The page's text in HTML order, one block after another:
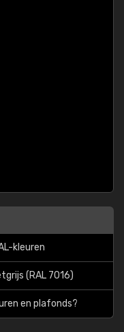
kleuren
(RAL 7016)
en plafonds?